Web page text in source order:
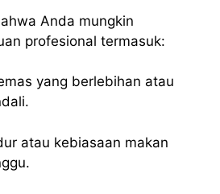
Anda mungkin
profesional termasuk:
yang berlebihan atau
atau kebiasaan makan